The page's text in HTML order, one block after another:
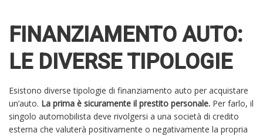
FINANZIAMENTO AUTO:
LE DIVERSE TIPOLOGIE
Esistono diverse tipologie di finanziamento auto per acquistare
un’auto. La prima è sicuramente il prestito personale. Per farlo, il
singolo automobilista deve rivolgersi a una società di credito
esterna che valuterà positivamente o negativamente la propria